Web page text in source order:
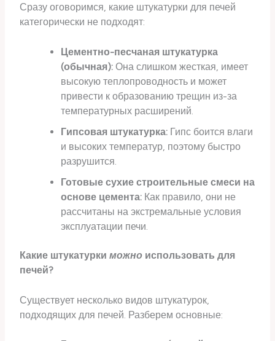
Сразу оговоримся, какие штукатурки для печей
категорически не подходят:
Цементно-песчаная штукатурка
(обычная):Она слишком жесткая, имеет
высокую теплопроводность и может
привести к образованию трещин из-за
температурных расширений.
Гипсовая штукатурка:Гипс боится влаги
и высоких температур, поэтому быстро
разрушится.
Готовые сухие строительные смеси на
основе цемента:Как правило, они не
рассчитаны на экстремальные условия
эксплуатации печи.
Какие штукатуркиможно использовать для
печей?
Существует несколько видов штукатурок,
подходящих для печей. Разберем основные: